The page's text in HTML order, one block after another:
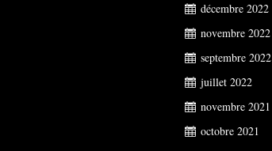
décembre 2022
novembre 2022
septembre 2022
juillet 2022
novembre 2021
octobre 2021